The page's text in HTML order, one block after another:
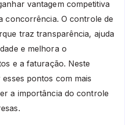
vantagem competitiva
concorrência. O controle de
traz transparência, ajuda
e melhora o
e a faturação. Neste
pontos com mais
a importância do controle